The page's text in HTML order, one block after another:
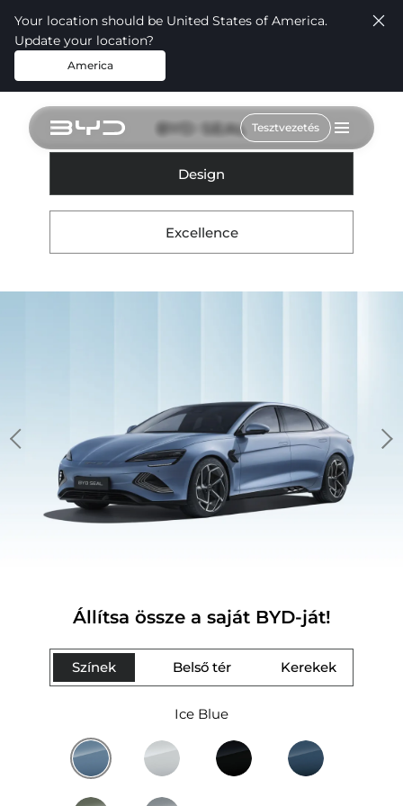
Your location should be United States of America.
Update your location?
America
Tesztvezetés
BYD SEAL
Design
Excellence
Állítsa össze a saját BYD-ját!
Színek Belső tér Kerekek
Ice Blue